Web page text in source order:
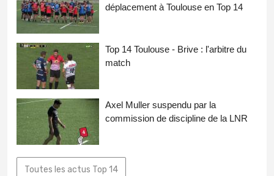
déplacement à Toulouse en Top 14
Top 14 Toulouse - Brive : l'arbitre du
match
Axel Muller suspendu par la
commission de discipline de la LNR
Toutes les actus Top 14